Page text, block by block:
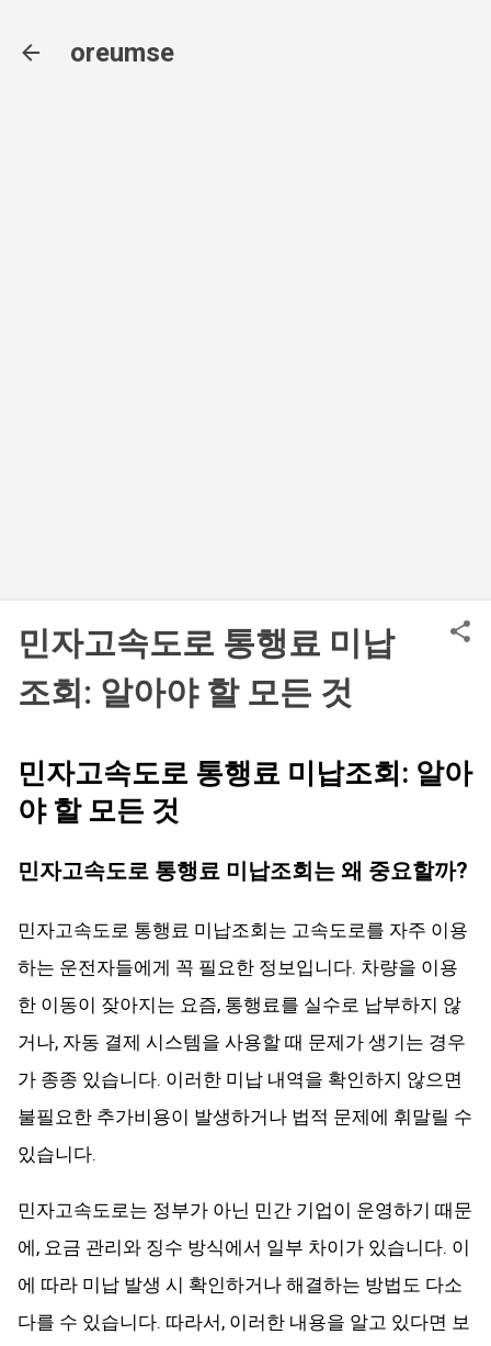
oreumse
민자고속도로 통행료 미납
조회: 알아야 할 모든 것
민자고속도로 통행료 미납조회: 알아
야 할 모든 것
민자고속도로 통행료 미납조회는 왜 중요할까?
민자고속도로 통행료 미납조회는 고속도로를 자주 이용
하는 운전자들에게 꼭 필요한 정보입니다. 차량을 이용
한 이동이 잦아지는 요즘, 통행료를 실수로 납부하지 않
거나, 자동 결제 시스템을 사용할 때 문제가 생기는 경우
가 종종 있습니다. 이러한 미납 내역을 확인하지 않으면
불필요한 추가비용이 발생하거나 법적 문제에 휘말릴 수
있습니다.
민자고속도로는 정부가 아닌 민간 기업이 운영하기 때문
에, 요금 관리와 징수 방식에서 일부 차이가 있습니다. 이
에 따라 미납 발생 시 확인하거나 해결하는 방법도 다소
다를 수 있습니다. 따라서, 이러한 내용을 알고 있다면 보